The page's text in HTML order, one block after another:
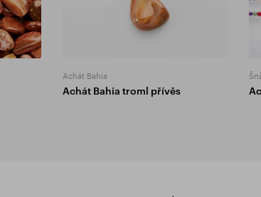
Achát Bahia
Achát Bahia troml přívěs